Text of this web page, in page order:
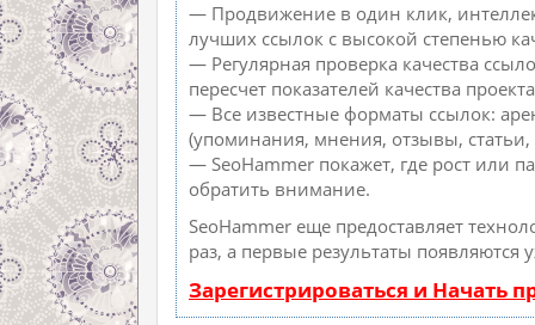
— Продвижение в один клик,
лучших ссылок с высокой степенью
— Регулярная проверка качества
пересчет показателей качества
— Все известные форматы ссылок:
(упоминания, мнения, отзывы, статьи,
— SeoHammer покажет, где рост или
обратить внимание.
SeoHammer еще предоставляет
раз, а первые результаты
Зарегистрироваться и Начать